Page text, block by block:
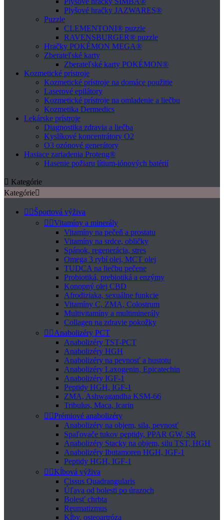
Plyšové hračky JAZWARES®
Puzzle
CLEMENTONI® puzzle
RAVENSBURGER® puzzle
Hračky POKÉMON MEGA®
Zberateľské karty
Zberateľské karty POKÉMON®
Kozmetické prístroje
Kozmetické prístroje na domáce použitie
Laserové epilátory
Kozmetické prístroje na omladenie a liečbu
Kozmetika Dermedics
Lekárske prístroje
Diagnostika zdravia a liečba
Kyslíkové koncentrátory O2
O3 ozónové generátory
Hasiace zariadenia Proteng®
Hasenie požiaru lítium-iónových batérií
 Kategórie
Kategórie
 Športová výživa
 Vitamíny a minerály
Vitamíny na pečeň a prostatu
Vitamíny na srdce, obličky
Spánok, regenerácia, stres
Omega 3 rybí olej, MCT olej
TUDCA na liečbu pečene
Probiotiká, prebiotiká a enzýmy
Konopný olej CBD
Afrodiziaka, sexuálne funkcie
Vitamíny C, ZMA, Colostrum
Multivitamíny a multiminerály
Collagen na zdravie pokožky
 Anabolizéry PCT
Anabolizéry TST-PCT
Anabolizéry HGH
Anabolizéry na pevnosť a hustotu
Anabolizéry Laxogenin, Epicatechin
Anabolizéry IGF-1
Peptidy HGH, IGF-1
ZMA, Ashwagandha KSM-66
Tribulus, Maca, Icarin
 Prémiové anabolizéry
Anabolizéry na objem, sila, pevnosť
Spaľovače tukov peptidy, PPAR GW, SR
Anabolizéry Stacky na objem, silu TST, HGH
Anabolizéry Ibutamoren HGH, IGF-1
Peptidy HGH, IGF-1
 Kĺbová výživa
Cissus Quadrangularis
Úľava od bolesti po úrazoch
Bolesť chrbta
Reumatizmus
Kĺby, osteoartróza